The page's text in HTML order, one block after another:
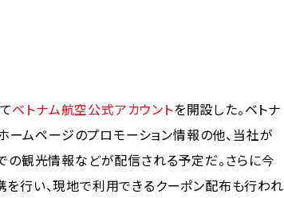
ベトナム航空公式アカウントを開設した。ベトナ
ームページのプロモーション情報の他、当社が
の観光情報などが配信される予定だ。さらに今
行い、現地で利用できるクーポン配布も行われ